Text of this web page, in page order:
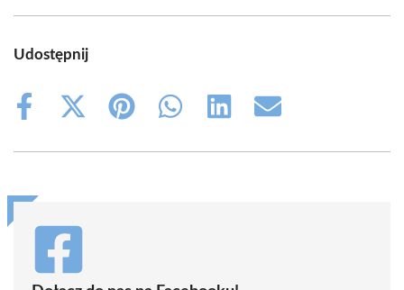
Udostępnij
Share
Share
(Twitter)
Share
Share
Share
Share